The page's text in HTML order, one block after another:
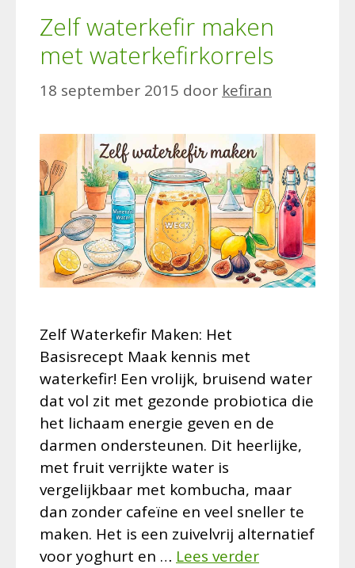
Zelf waterkefir maken
met waterkefirkorrels
18 september 2015 door kefiran
Zelf Waterkefir Maken: Het
Basisrecept Maak kennis met
waterkefir! Een vrolijk, bruisend water
dat vol zit met gezonde probiotica die
het lichaam energie geven en de
darmen ondersteunen. Dit heerlijke,
met fruit verrijkte water is
vergelijkbaar met kombucha, maar
dan zonder cafeïne en veel sneller te
maken. Het is een zuivelvrij alternatief
voor yoghurt en … Lees verder